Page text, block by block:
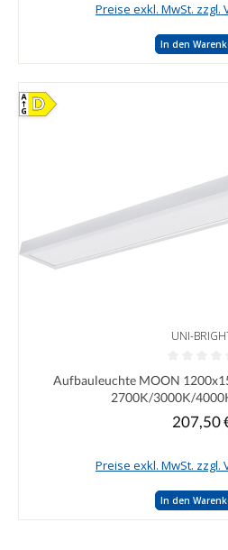
Preise exkl. MwSt. zzgl.
In den
D
UNI-
Durchschnittliche Bewertung von 0
Aufbauleuchte MOON
2700K/3000K/
207,50
Preise exkl. MwSt. zzgl.
In den